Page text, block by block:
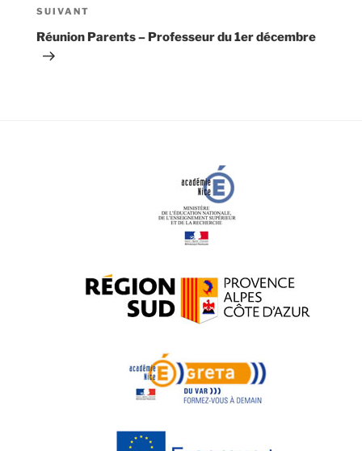
Article
suivant
SUIVANT
Réunion Parents – Professeur du 1er décembre